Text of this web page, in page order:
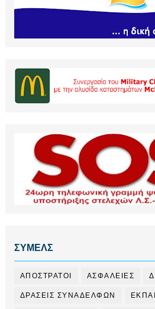
ΣΥΜΕΛΣ
ΑΠΟΣΤΡΑΤΟΙ ΑΣΦΑΛΕΙΕΣ
ΔΡΑΣΕΙΣ ΣΥΝΑΔΕΛΦΩΝ